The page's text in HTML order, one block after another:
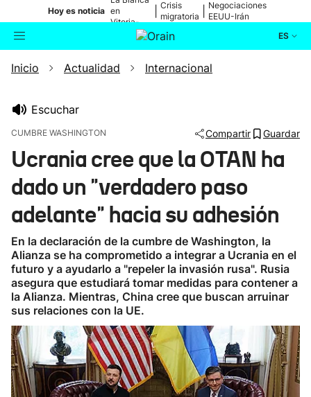
Hoy es noticia en
Vitoria-
Gasteiz
Crisis
migratoria
Negociaciones
EEUU-Irán
ES
Buscador Actualidad
Ikusmiran
Eguraldia
Inicio Actualidad Internacional
Escuchar
CUMBRE WASHINGTON Compartir Guardar
Ucrania cree que la OTAN ha
dado un "verdadero paso
adelante" hacia su adhesión
En la declaración de la cumbre de Washington, la
Alianza se ha comprometido a integrar a Ucrania en el
futuro y a ayudarlo a "repeler la invasión rusa". Rusia
asegura que estudiará tomar medidas para contener a
la Alianza. Mientras, China cree que buscan arruinar
sus relaciones con la UE.